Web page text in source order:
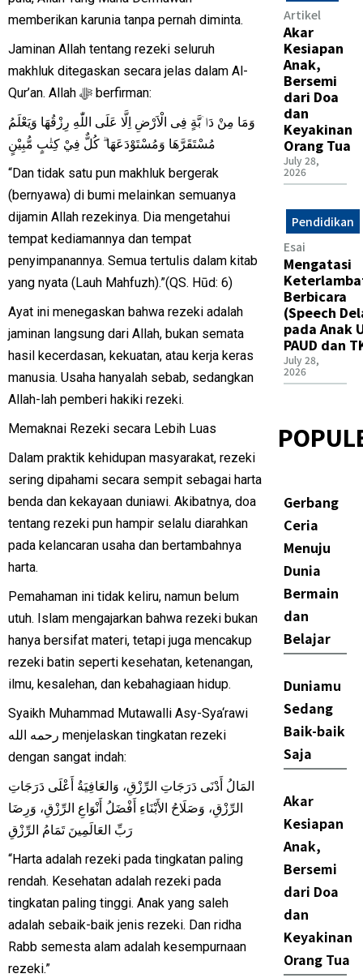
memberikan karunia tanpa pernah diminta.
Jaminan Allah tentang rezeki seluruh
makhluk ditegaskan secara jelas dalam Al-
Qur’an. Allah ﷻ berfirman:
وَمَا مِنْ دَاۤبَّةٍ فِى الْاَرْضِ اِلَّا عَلَى اللّٰهِ رِزْقُهَا وَيَعْلَمُ
مُسْتَقَرَّهَا وَمُسْتَوْدَعَهَا ۗ كُلٌّ فِيْ كِتٰبٍ مُّبِيْنٍ
“Dan tidak satu pun makhluk bergerak
(bernyawa) di bumi melainkan semuanya
dijamin Allah rezekinya. Dia mengetahui
tempat kediamannya dan tempat
penyimpanannya. Semua tertulis dalam kitab
yang nyata (Lauh Mahfuzh).”(QS. Hūd: 6)
Ayat ini menegaskan bahwa rezeki adalah
jaminan langsung dari Allah, bukan semata
hasil kecerdasan, kekuatan, atau kerja keras
manusia. Usaha hanyalah sebab, sedangkan
Allah-lah pemberi hakiki rezeki.
Memaknai Rezeki secara Lebih Luas
Dalam praktik kehidupan masyarakat, rezeki
sering dipahami secara sempit sebagai harta
benda dan kekayaan duniawi. Akibatnya, doa
tentang rezeki pun hampir selalu diarahkan
pada kelancaran usaha dan bertambahnya
harta.
Pemahaman ini tidak keliru, namun belum
utuh. Islam mengajarkan bahwa rezeki bukan
hanya bersifat materi, tetapi juga mencakup
rezeki batin seperti kesehatan, ketenangan,
ilmu, kesalehan, dan kebahagiaan hidup.
Syaikh Muhammad Mutawalli Asy-Sya‘rawi
رحمه الله menjelaskan tingkatan rezeki
dengan sangat indah:
المَالُ أَدْنَى دَرَجَاتِ الرِّزْقِ، وَالعَافِيَةُ أَعْلَى دَرَجَاتِ
الرِّزْقِ، وَصَلَاحُ الأَبْنَاءِ أَفْضَلُ أَنْوَاعِ الرِّزْقِ، وَرِضَا
رَبِّ العَالَمِينَ تَمَامُ الرِّزْقِ
“Harta adalah rezeki pada tingkatan paling
rendah. Kesehatan adalah rezeki pada
tingkatan paling tinggi. Anak yang saleh
adalah sebaik-baik jenis rezeki. Dan ridha
Rabb semesta alam adalah kesempurnaan
rezeki.”
Artikel
Akar
Kesiapan
Anak,
Bersemi
dari Doa
dan
Keyakinan
Orang Tua
July 28,
2026
Pendidikan
Esai
Mengatasi
Berbicara
(Speech
pada Anak
PAUD dan
July 28,
2026
Gerbang
Ceria
Menuju
Dunia
Bermain
dan
Belajar
Duniamu
Sedang
Baik-baik
Saja
Akar
Kesiapan
Anak,
Bersemi
dari Doa
dan
Keyakinan
Orang Tua